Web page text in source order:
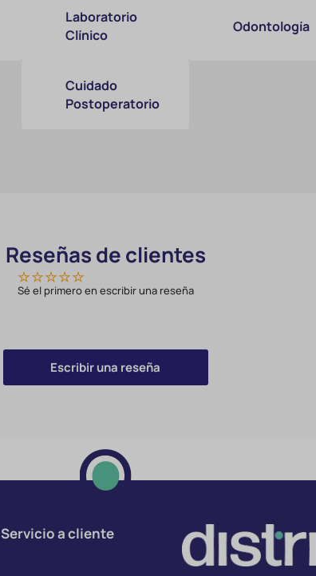
Laboratorio
Clínico
Odontología
Cuidado
Postoperatorio
Reseñas de clientes
Sé el primero en escribir una reseña
Escribir una reseña
Servicio a cliente